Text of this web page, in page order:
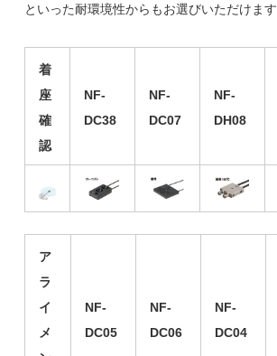
といった耐環境性からもお選びいただけます
着
座
確
認
NF-
DC38
NF-
DC07
NF-
DH08
ア
ラ
イ
メ
NF-
DC05
NF-
DC06
NF-
DC04